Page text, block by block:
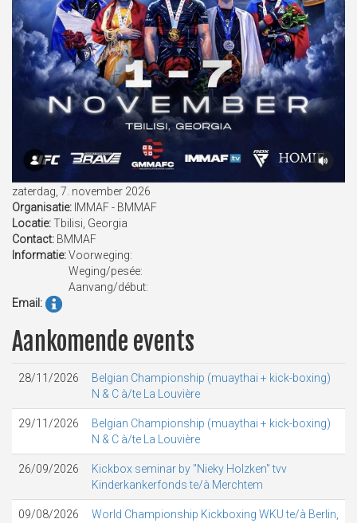
zaterdag, 7. november 2026
Organisatie: IMMAF - BMMAF
Locatie:Tbilisi, Georgia
Contact: BMMAF
Informatie:Voorweging:
Weging/pesée:
Aanvang/début:
Email:
Aankomende events
28/11/2026
Belgian Championship (muaythai + kick-boxing)
N & C à/te La Louvière
29/11/2026
Belgian Championship (muaythai + kick-boxing)
N & C à/te La Louvière
26/09/2026
Kickbox seminar by "Nieky Holzken" tvv
Kinderkankerfonds te/à Merchtem
09/08/2026
World Championship Kickboxing WKU te/à Berlin,